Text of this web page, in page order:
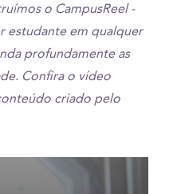
o CampusReel -
estudante em qualquer
profundamente as
Confira o vídeo
criado pelo